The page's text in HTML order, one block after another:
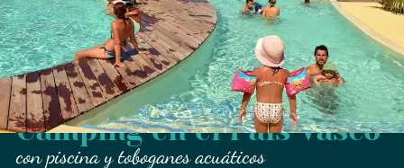
Camping en el País Vasco
con piscina y toboganes acuáticos